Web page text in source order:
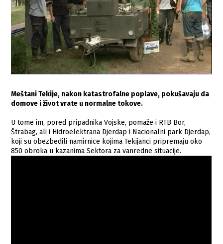
Meštani Tekije, nakon katastrofalne poplave, pokušavaju da
domove i život vrate u normalne tokove.
U tome im, pored pripadnika Vojske, pomaže i RTB Bor,
Štrabag, ali i Hidroelektrana Djerdap i Nacionalni park Djerdap,
koji su obezbedili namirnice kojima Tekijanci pripremaju oko
850 obroka u kazanima Sektora za vanredne situacije.